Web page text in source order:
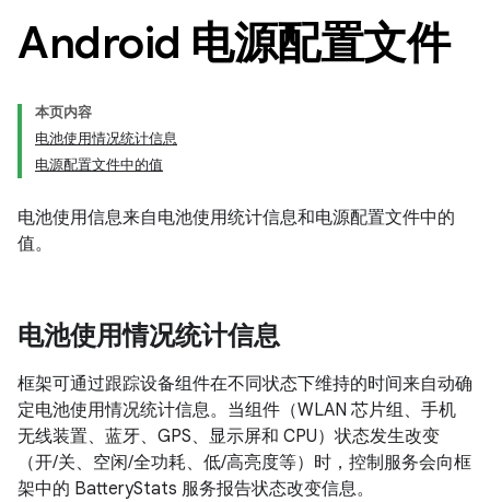
Android 电源配置文件
本页内容
电池使用情况统计信息
电源配置文件中的值
电池使用信息来自电池使用统计信息和电源配置文件中的
值。
电池使用情况统计信息
框架可通过跟踪设备组件在不同状态下维持的时间来自动确
定电池使用情况统计信息。当组件（WLAN 芯片组、手机
无线装置、蓝牙、GPS、显示屏和 CPU）状态发生改变
（开/关、空闲/全功耗、低/高亮度等）时，控制服务会向框
架中的 BatteryStats 服务报告状态改变信息。